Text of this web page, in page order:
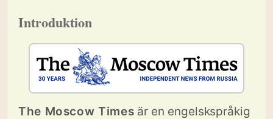
Introduktion
The Moscow Times är en engelskspråkig